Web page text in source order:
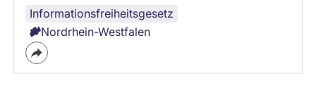
Informationsfreiheitsgesetz
Nordrhein-Westfalen